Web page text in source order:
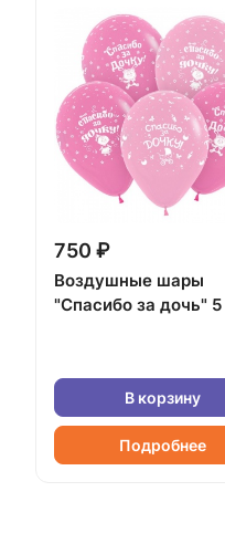
750 ₽
Воздушные шары
"Спасибо за дочь"
В корзину
Подробнее